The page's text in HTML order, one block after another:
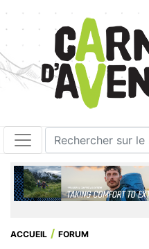
ACCUEIL FORUM